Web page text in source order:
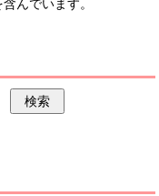
んでいます。